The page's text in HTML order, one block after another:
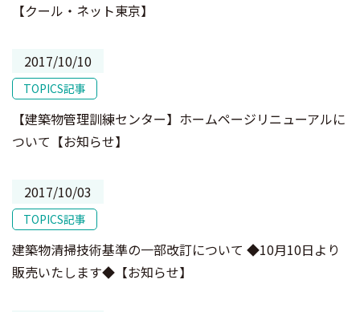
【クール・ネット東京】
2017/10/10
TOPICS記事
【建築物管理訓練センター】ホームページリニューアルに
ついて【お知らせ】
2017/10/03
TOPICS記事
建築物清掃技術基準の一部改訂について ◆10月10日より
販売いたします◆【お知らせ】